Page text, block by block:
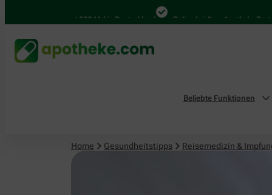
4.000 Mal in Deutschland Online bei Ihrer Apotheke Bestellen
Beliebte Funktionen
Home Gesundheitstipps Reisemedizin &
Reisemedizin & Impfungen